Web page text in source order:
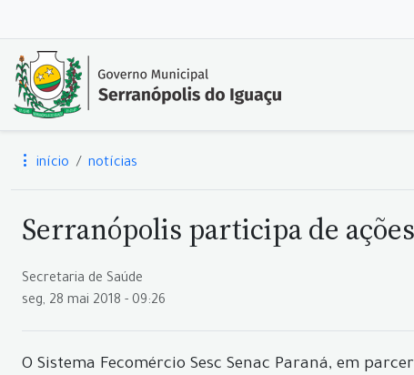
início notícias
Serranópolis participa de
Secretaria de Saúde
seg, 28 mai 2018 - 09:26
O Sistema Fecomércio Sesc Senac Paraná, em